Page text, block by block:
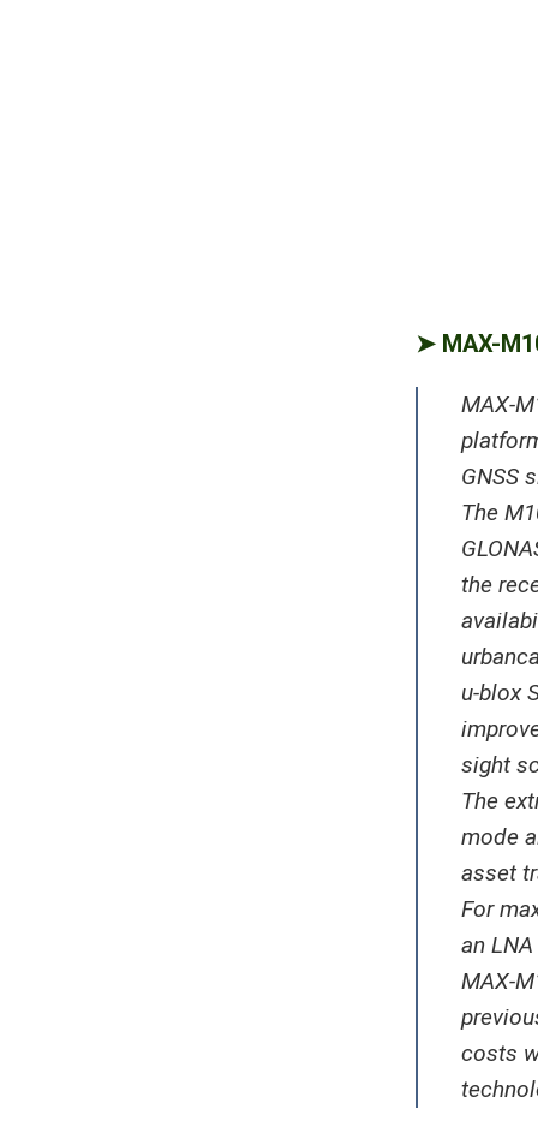
➤ MAX-
MAX-
GNSS
The
the
u-blox
sight
The
mode
asset
For
an
MAX-
costs